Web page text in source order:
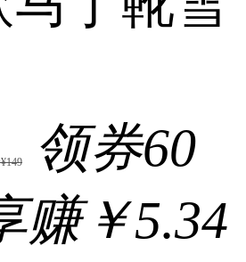
领券60
赚￥5.34